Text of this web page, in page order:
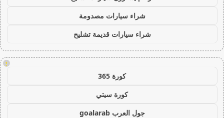
شراء سيارات مصدومة
شراء سيارات قديمة تشليح
!
كورة 365
كورة سيتي
جول العرب goalarab